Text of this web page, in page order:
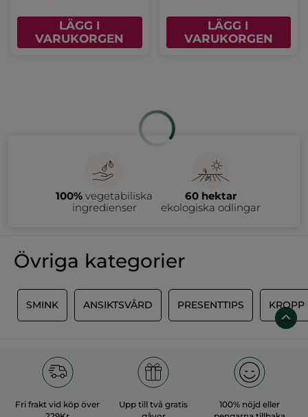
LÄGG I
VARUKORGEN
LÄGG I
VARUKORGEN
100% vegetabiliska
ingredienser
60 hektar
ekologiska odlingar
Övriga kategorier
SMINK ANSIKTSVÅRD PRESENTTIPS KROPP
Fri frakt vid köp över
Upp till två gratis
100% nöjd eller